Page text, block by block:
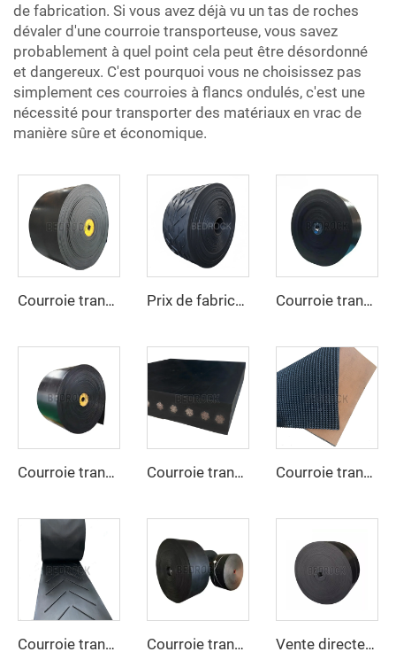
de fabrication. Si vous avez déjà vu un tas de roches
dévaler d'une courroie transporteuse, vous savez
probablement à quel point cela peut être désordonné
et dangereux. C'est pourquoi vous ne choisissez pas
simplement ces courroies à flancs ondulés, c'est une
nécessité pour transporter des matériaux en vrac de
manière sûre et économique.
Courroie transporteuse résistante aux hautes températures, robuste pour les secteurs du ciment, de l’acier et de l’exploitation minière Prix de fabricant de courroie transporteuse industrielle, courroie transporteuse en caoutchouc à nervures EP250 robuste pour exploitation minière Courroie transporteuse en polyester/nylon anti-déchirure sur mesure pour ligne de concassage de carrière destinée aux industries manufacturières et de détail
Courroie transporteuse en caoutchouc haute résistance à l'abrasion EP300 3 plis, largeur 800 mm / 1000 mm / 1200 mm, pour l'extraction du charbon Courroie transporteuse renforcée à câbles d'acier pour le transport sur de longues distances de matériaux en vrac dans les secteurs du ciment et des carrières Courroie transporteuse en caoutchouc à surface rugueuse
Courroie transporteuse personnalisée en chevrons, très durable, pour matériaux à haute température Courroie transporteuse ignifuge EP, courroie résistante au feu pour mine de charbon et usine de fabrication Vente directe d'usine d'accessoires de transport de biscuits, courroie transporteuse en coton